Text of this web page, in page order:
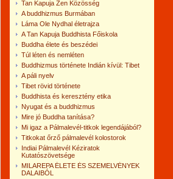
Tan Kapuja Zen Közösség
A buddhizmus Burmában
Láma Ole Nydhal életrajza
A Tan Kapuja Buddhista Főiskola
Buddha élete és beszédei
Túl léten és nemléten
Buddhizmus története Indián kívül: Tibet
A páli nyelv
Tibet rövid története
Buddhista és keresztény etika
Nyugat és a buddhizmus
Mire jó Buddha tanítása?
Mi igaz a Pálmalevél-titkok legendájából?
Titkokat őrző pálmalevél kolostorok
Indiai Pálmalevél Kéziratok
Kutatószövetsége
MILAREPA ÉLETE ÉS SZEMELVÉNYEK
DALAIBÓL